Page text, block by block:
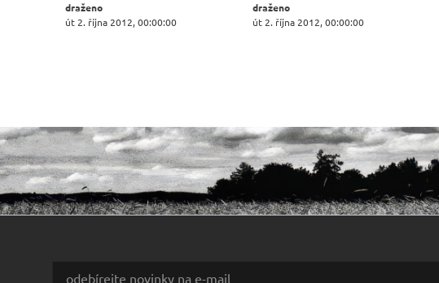
draženo
út 2. října 2012, 00:00:00
draženo
út 2. října 2012, 00:00:00